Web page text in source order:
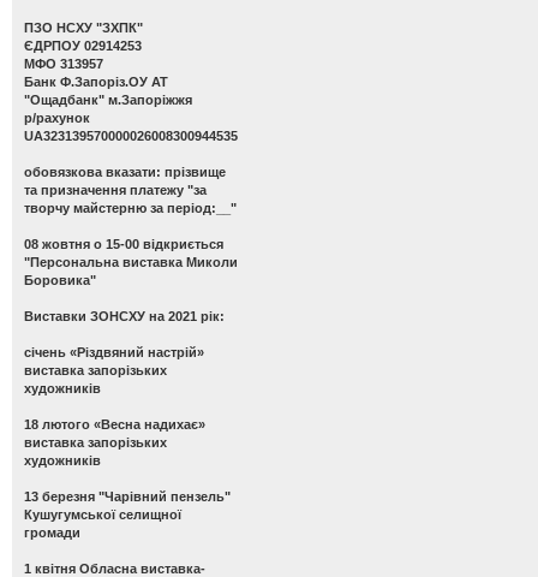
ПЗО НСХУ "ЗХПК"
ЄДРПОУ 02914253
МФО 313957
Банк Ф.Запоріз.ОУ АТ
"Ощадбанк" м.Запоріжжя
р/рахунок
UA323139570000026008300944535
обовязкова вказати: прізвище
та призначення платежу "за
творчу майстерню за період:__"
08 жовтня о 15-00 відкриється
"Персональна виставка Миколи
Боровика"
Виставки ЗОНСХУ на 2021 рік:
січень «Різдвяний настрій»
виставка запорізьких
художників
18 лютого «Весна надихає»
виставка запорізьких
художників
13 березня "Чарівний пензель"
Кушугумської селищної
громади
1 квітня Обласна виставка-